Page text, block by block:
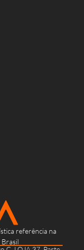
referência na